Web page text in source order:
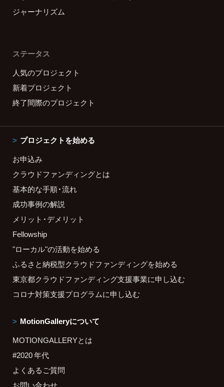
ジャーナリズム
ステータス
人気のプロジェクト
新着プロジェクト
終了間際のプロジェクト
プロジェクトを始める
お申込み
クラウドファンディングとは
基本的な手順・流れ
成功事例の解説
メリット・デメリット
Fellowship
"ローカル"の活動を始める
ふるさと納税型クラウドファンディングを始める
東京都クラウドファンディング支援事業に申し込む
コロナ対策支援プログラムに申し込む
MotionGalleryについて
MOTIONGALLERYとは
#2020 年代
よくあるご質問
お問い合わせ